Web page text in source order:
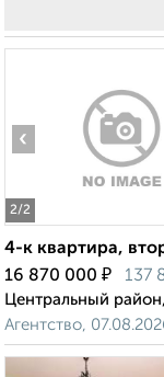
2/2
‹
4-к квартира,
16 870 000 ₽ 137
Центральный
Агентство,